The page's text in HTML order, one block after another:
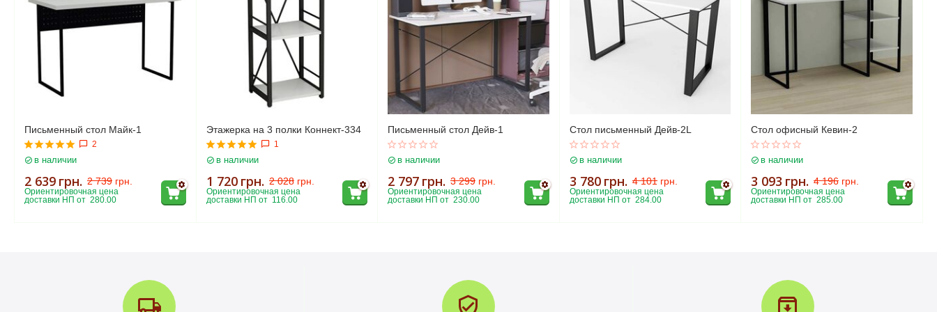
Письменный стол Майк-1
2
в наличии
2 739 грн.
2 639 грн.
Ориентировочная цена
доставки НП от  280.00
Этажерка на 3 полки Коннект-334
1
в наличии
2 028 грн.
1 720 грн.
Ориентировочная цена
доставки НП от  116.00
Письменный стол Дейв-1
в наличии
3 299 грн.
2 797 грн.
Ориентировочная цена
доставки НП от  230.00
Стол письменный Дейв-2L
в наличии
4 101 грн.
3 780 грн.
Ориентировочная цена
доставки НП от  284.00
Стол офисный Кевин-2
в наличии
4 196 грн.
3 093 грн.
Ориентировочная цена
доставки НП от  285.00